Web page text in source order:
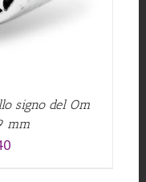
signo del Om
mm